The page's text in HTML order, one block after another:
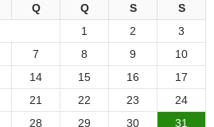
Q Q S
S
1
2
3
7 8 9
10
14 15 16
17
21 22 23
24
28 29 30
31